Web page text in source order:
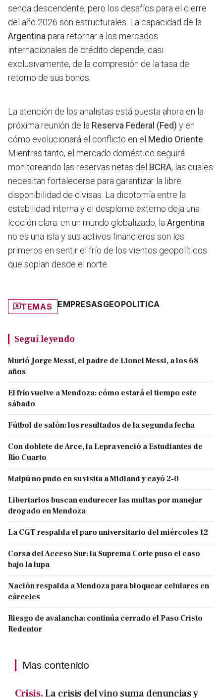
senda descendente, pero los desafíos para el cierre
del año 2026 son estructurales. La capacidad de la
Argentina para retornar a los mercados
internacionales de crédito depende, casi
exclusivamente, de la compresión de la tasa de
retorno de sus bonos.
La atención de los analistas está puesta ahora en la
próxima reunión de la Reserva Federal (Fed) y en
cómo evolucionará el conflicto en el Medio Oriente
Mientras tanto, el mercado doméstico seguirá
monitoreando las reservas netas del BCRA, las cuales
necesitan fortalecerse para garantizar la libre
disponibilidad de divisas. La dicotomía entre la
estabilidad interna y el desplome externo deja una
lección clara: en un mundo globalizado, la Argentina
no es una isla y sus activos financieros son los
primeros en sentir el frío de los vientos geopolíticos
que soplan desde el norte.
TEMAS EMPRESASGEOPOLITICA
Seguí leyendo
Murió Jorge Messi, el padre de Lionel Messi, a los 68
años
El frío vuelve a Mendoza: cómo estará el tiempo este
sábado
Fútbol de salón: los resultados de la segunda fecha
Con doblete de Arce, la Lepra venció a Estudiantes de
Río Cuarto
Maipú no pudo en su visita a Midland y cayó 2-0
Libertarios buscan endurecer las multas por manejar
drogado en Mendoza
La CGT respalda el paro universitario del miércoles 12
Corsa del Acceso Sur: la Suprema Corte puso el caso
bajo la lupa
Nación respalda a Mendoza para bloquear celulares en
cárceles
Riesgo de avalancha: continúa cerrado el Paso Cristo
Redentor
Mas contenido
Crisis.La crisis del vino suma denuncias y